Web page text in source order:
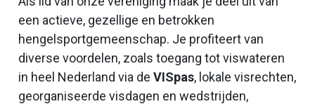
een actieve, gezellige en betrokken
hengelsportgemeenschap. Je profiteert van
diverse voordelen, zoals toegang tot viswateren
in heel Nederland via de VISpas, lokale visrechten,
georganiseerde visdagen en wedstrijden,